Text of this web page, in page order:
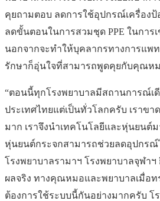
คุยถามตอบ ลดการใช้อุปกรณ์เครื่องป้
ลดขั้นตอนในการสวมชุด PPE ในการ
นอกจากจะทำให้บุคลากรทางการแพ
รักษาก็อุ่นใจที่สามารถพูดคุยกับคุณห
“ตอนนี้ทุกโรงพยาบาลมีสถานการณ์เ
ประเทศไทยแต่เป็นทั่วโลกครับ เราข
มาก เราจึงนำเทคโนโลยีและหุ่นยนต์
หุ่นยนต์กระจกสามารถช่วยลดอุปกรณ์
โรงพยาบาลรามาฯ โรงพยาบาลจุฬาฯ
ผลจริง ทางคุณหมอและพยาบาลเมื่อท
ต้องการใช้ระบบนี้กันอย่างมากครับ โ